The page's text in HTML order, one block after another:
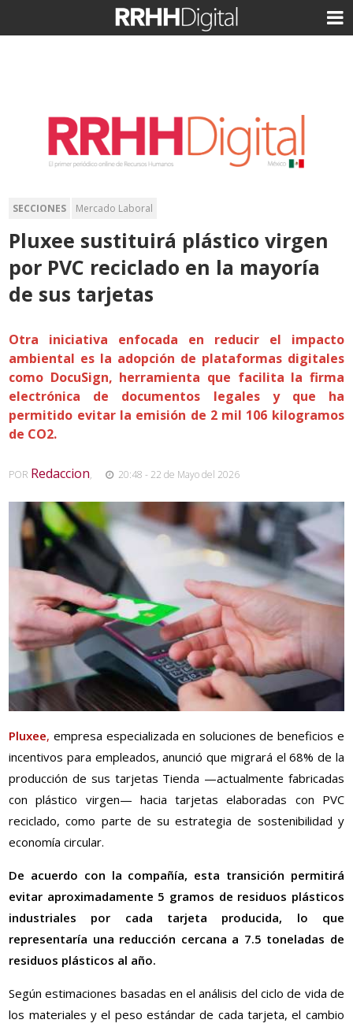
SECCIONES Mercado Laboral
Pluxee sustituirá plástico virgen
por PVC reciclado en la mayoría
de sus tarjetas
Otra iniciativa enfocada en reducir el impacto
ambiental es la adopción de plataformas digitales
como DocuSign, herramienta que facilita la firma
electrónica de documentos legales y que ha
permitido evitar la emisión de 2 mil 106 kilogramos
de CO2.
POR Redaccion, 20:48 - 22 de Mayo del 2026
Pluxee, empresa especializada en soluciones de beneficios e
incentivos para empleados, anunció que migrará el 68% de la
producción de sus tarjetas Tienda —actualmente fabricadas
con plástico virgen— hacia tarjetas elaboradas con PVC
reciclado, como parte de su estrategia de sostenibilidad y
economía circular.
De acuerdo con la compañía, esta transición permitirá
evitar aproximadamente 5 gramos de residuos plásticos
industriales por cada tarjeta producida, lo que
representaría una reducción cercana a 7.5 toneladas de
residuos plásticos al año.
Según estimaciones basadas en el análisis del ciclo de vida de
los materiales y el peso estándar de cada tarjeta, el cambio